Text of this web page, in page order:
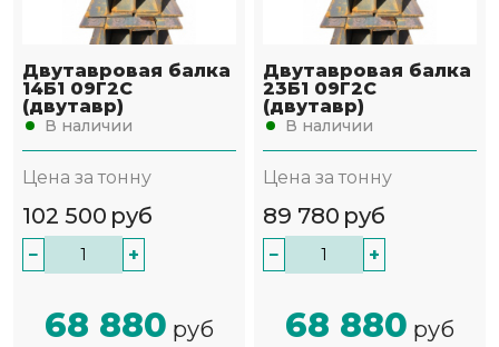
Двутавровая балка
14Б1 09Г2С
(двутавр)
В наличии
Цена за тонну
102 500 руб
− +
68 880 руб
Двутавровая балка
23Б1 09Г2С
(двутавр)
В наличии
Цена за тонну
89 780 руб
− +
68 880 руб